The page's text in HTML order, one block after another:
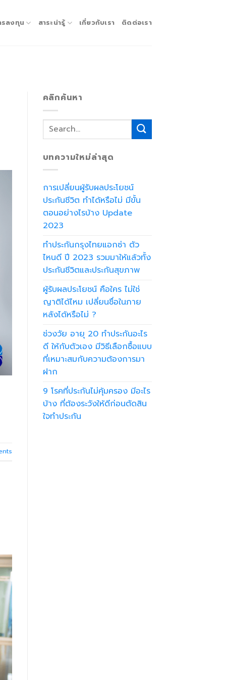
ลงทุน สาระน่ารู้ เกี่ยวกับเรา ติดต่อเรา
คลิกค้นหา
บทความใหม่ล่าสุด
การเปลี่ยนผู้รับผลประโยชน์
ประกันชีวิต ทำได้หรือไม่ มีขั้น
ตอนอย่างไรบ้าง Update
2023
ทำประกันกรุงไทยแอกซ่า ตัว
ไหนดี ปี 2023 รวมมาให้แล้วทั้ง
ประกันชีวิตและประกันสุขภาพ
ผู้รับผลประโยชน์ คือใคร ไม่ใช่
ญาติได้ไหม เปลี่ยนชื่อในภาย
หลังได้หรือไม่ ?
ช่วงวัย อายุ 20 ทำประกันอะไร
ดี ให้กับตัวเอง มีวิธีเลือกซื้อแบบ
ที่เหมาะสมกับความต้องการมา
ฝาก
9 โรคที่ประกันไม่คุ้มครอง มีอะไร
บ้าง ที่ต้องระวังให้ดีก่อนตัดสิน
ใจทำประกัน